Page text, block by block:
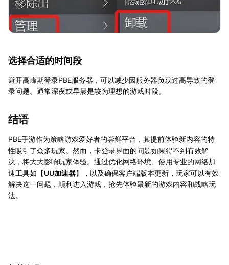
选择合适的时间段
避开高峰期登录PBE服务器，可以减少因服务器负载过高导致的登
录问题。通常深夜或早晨是较为理想的游戏时段。
结语
PBE手游作为策略游戏爱好者的尝鲜平台，其提前体验新内容的特
性吸引了众多玩家。然而，卡登录界面的问题如果得不到有效解
决，将大大影响玩家体验。通过优化网络环境、使用专业的网络加
速工具如【UU加速器】，以及确保客户端版本更新，玩家可以有效
解决这一问题，顺利进入游戏，抢先体验最新的游戏内容和战略玩
法。